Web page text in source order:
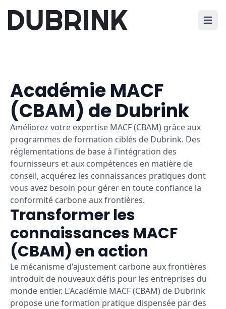
Académie MACF
(CBAM) de Dubrink
Améliorez votre expertise MACF (CBAM) grâce aux
programmes de formation ciblés de Dubrink. Des
réglementations de base à l'intégration des
fournisseurs et aux compétences en matière de
conseil, acquérez les connaissances pratiques dont
vous avez besoin pour gérer en toute confiance la
conformité carbone aux frontières.
Transformer les
connaissances MACF
(CBAM) en action
Le mécanisme d'ajustement carbone aux frontières
introduit de nouveaux défis pour les entreprises du
monde entier. L'Académie MACF (CBAM) de Dubrink
propose une formation pratique dispensée par des